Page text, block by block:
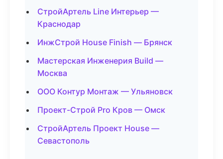
СтройАртель Line Интерьер —
Краснодар
ИнжСтрой House Finish — Брянск
Мастерская Инженерия Build —
Москва
ООО Контур Монтаж — Ульяновск
Проект-Строй Pro Кров — Омск
СтройАртель Проект House —
Севастополь